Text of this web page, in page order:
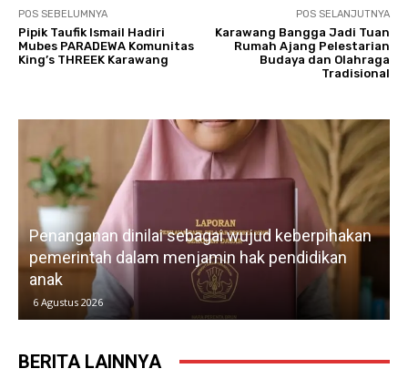
POS SEBELUMNYA
Pipik Taufik Ismail Hadiri
Mubes PARADEWA Komunitas
King’s THREEK Karawang
POS SELANJUTNYA
Karawang Bangga Jadi Tuan
Rumah Ajang Pelestarian
Budaya dan Olahraga
Tradisional
Penanganan dinilai sebagai wujud keberpihakan
pemerintah dalam menjamin hak pendidikan
anak
6 Agustus 2026
BERITA LAINNYA